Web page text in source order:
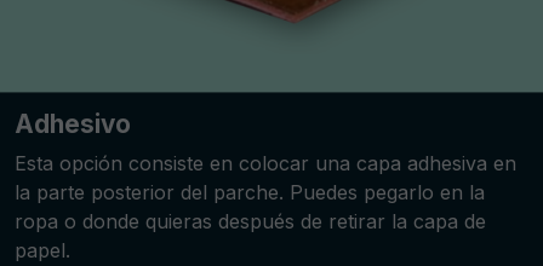
Adhesivo
Esta opción consiste en colocar una capa adhesiva en
la parte posterior del parche. Puedes pegarlo en la
ropa o donde quieras después de retirar la capa de
papel.